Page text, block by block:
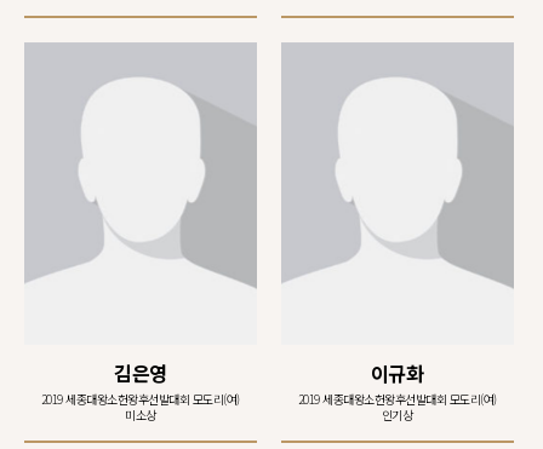
김은영
2019 세종대왕소헌왕후선발대회 모도리(여)
미소상
이규화
2019 세종대왕소헌왕후선발대회 모도리(여)
인기상